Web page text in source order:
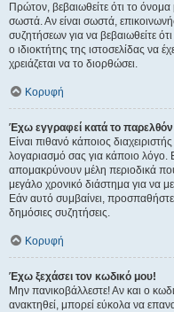
Πρώτον, βεβαιωθείτε ότι το
σωστά. Αν είναι σωστά,
συζητήσεων για να βεβαιωθείτε
ο ιδιοκτήτης της ιστοσελίδας να
χρειάζεται να το διορθώσει.
Κορυφή
Έχω εγγραφεί κατά το
Είναι πιθανό κάποιος
λογαριασμό σας για κάποιο
απομακρύνουν μέλη περιοδικά
μεγάλο χρονικό διάστημα για να
Εάν αυτό συμβαίνει, προσπαθήστε
δημόσιες συζητήσεις.
Κορυφή
Έχω ξεχάσει τον κωδικό μου!
Μην πανικοβάλλεστε! Αν και ο
ανακτηθεί, μπορεί εύκολα να